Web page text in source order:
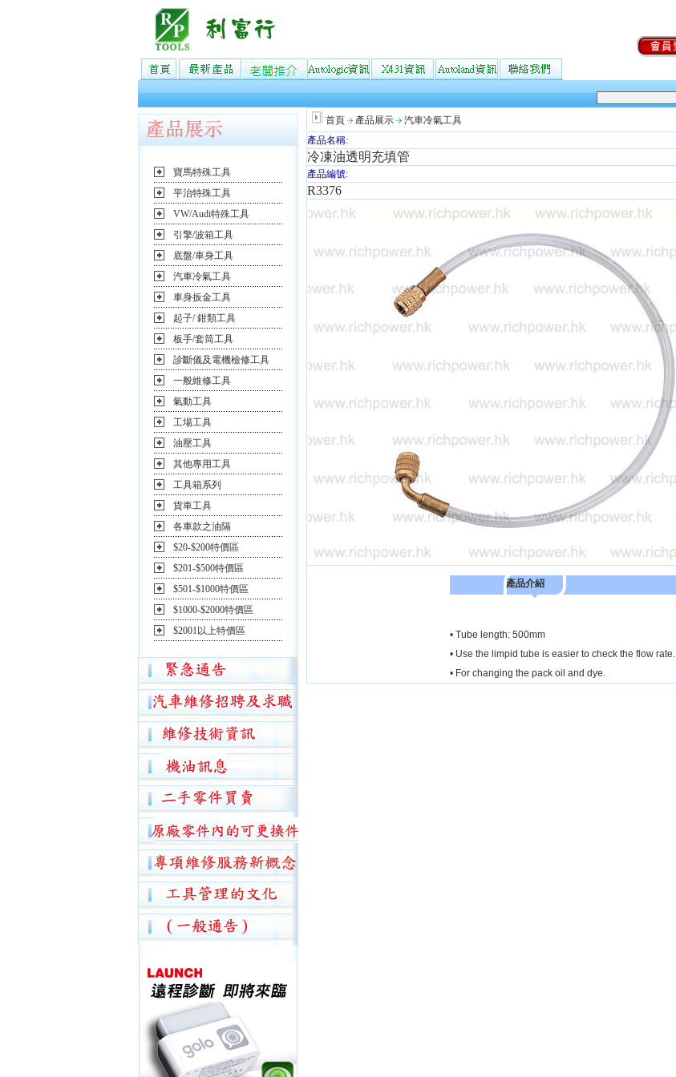
寶馬特殊工具
平治特殊工具
VW/Audi特殊工具
引擎/波箱工具
底盤/車身工具
汽車冷氣工具
車身扳金工具
起子/ 鉗類工具
板手/套筒工具
診斷儀及電機檢修工具
一般維修工具
氣動工具
工場工具
油壓工具
其他專用工具
工具箱系列
貨車工具
各車款之油隔
$20-$200特價區
$201-$500特價區
$501-$1000特價區
$1000-$2000特價區
$2001以上特價區
首頁 產品展示
汽車冷氣工具
產品名稱:
冷凍油透明充填管
產品編號:
R3376
產品介紹
• Tube length: 500mm
• Use the limpid tube is easier to check the flow rate.
• For changing the pack oil and dye.